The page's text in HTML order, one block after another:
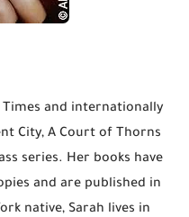
Times and internationally
City, A Court of Thorns
series. Her books have
and are published in
native, Sarah lives in